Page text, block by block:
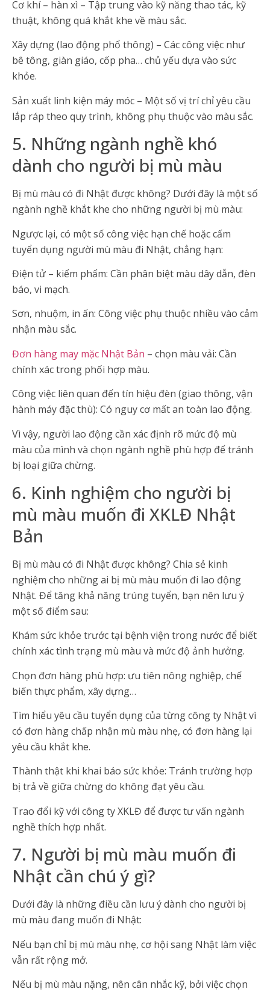
Cơ khí – hàn xì – Tập trung vào kỹ năng thao tác, kỹ
thuật, không quá khắt khe về màu sắc.
Xây dựng (lao động phổ thông) – Các công việc như
bê tông, giàn giáo, cốp pha… chủ yếu dựa vào sức
khỏe.
Sản xuất linh kiện máy móc – Một số vị trí chỉ yêu cầu
lắp ráp theo quy trình, không phụ thuộc vào màu sắc.
5. Những ngành nghề khó
dành cho người bị mù màu
Bị mù màu có đi Nhật được không? Dưới đây là một số
ngành nghề khắt khe cho những người bị mù màu:
Ngược lại, có một số công việc hạn chế hoặc cấm
tuyển dụng người mù màu đi Nhật, chẳng hạn:
Điện tử – kiểm phẩm: Cần phân biệt màu dây dẫn, đèn
báo, vi mạch.
Sơn, nhuộm, in ấn: Công việc phụ thuộc nhiều vào cảm
nhận màu sắc.
Đơn hàng may mặc Nhật Bản – chọn màu vải: Cần
chính xác trong phối hợp màu.
Công việc liên quan đến tín hiệu đèn (giao thông, vận
hành máy đặc thù): Có nguy cơ mất an toàn lao động.
Vì vậy, người lao động cần xác định rõ mức độ mù
màu của mình và chọn ngành nghề phù hợp để tránh
bị loại giữa chừng.
6. Kinh nghiệm cho người bị
mù màu muốn đi XKLĐ Nhật
Bản
Bị mù màu có đi Nhật được không? Chia sẻ kinh
nghiệm cho những ai bị mù màu muốn đi lao động
Nhật. Để tăng khả năng trúng tuyển, bạn nên lưu ý
một số điểm sau:
Khám sức khỏe trước tại bệnh viện trong nước để biết
chính xác tình trạng mù màu và mức độ ảnh hưởng.
Chọn đơn hàng phù hợp: ưu tiên nông nghiệp, chế
biến thực phẩm, xây dựng…
Tìm hiểu yêu cầu tuyển dụng của từng công ty Nhật vì
có đơn hàng chấp nhận mù màu nhẹ, có đơn hàng lại
yêu cầu khắt khe.
Thành thật khi khai báo sức khỏe: Tránh trường hợp
bị trả về giữa chừng do không đạt yêu cầu.
Trao đổi kỹ với công ty XKLĐ để được tư vấn ngành
nghề thích hợp nhất.
7. Người bị mù màu muốn đi
Nhật cần chú ý gì?
Dưới đây là những điều cần lưu ý dành cho người bị
mù màu đang muốn đi Nhật:
Nếu bạn chỉ bị mù màu nhẹ, cơ hội sang Nhật làm việc
vẫn rất rộng mở.
Nếu bị mù màu nặng, nên cân nhắc kỹ, bởi việc chọn